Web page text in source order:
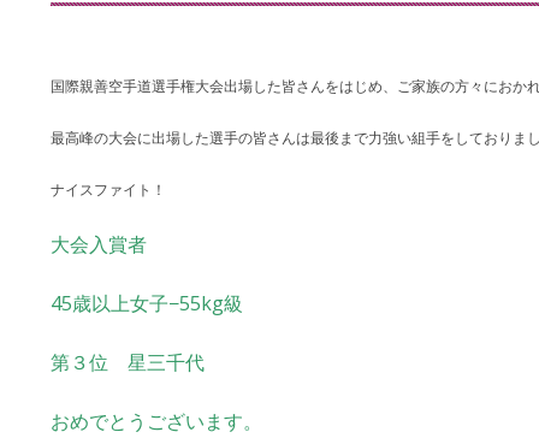
国際親善空手道選手権大会出場した皆さんをはじめ、ご家族の方々におか
最高峰の大会に出場した選手の皆さんは最後まで力強い組手をしておりま
ナイスファイト！
大会入賞者
45歳以上女子−55kg級
第３位 星三千代
おめでとうございます。